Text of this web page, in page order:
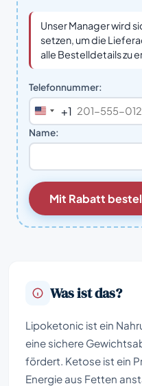
Unser Manager wird
setzen, um die
alle Bestelldetails zu
Telefonnummer:
United
States
+1
Name:
Mit Rabatt
Was ist das?
Lipoketonic ist ein
eine sichere
fördert. Ketose ist ein
Energie aus Fetten